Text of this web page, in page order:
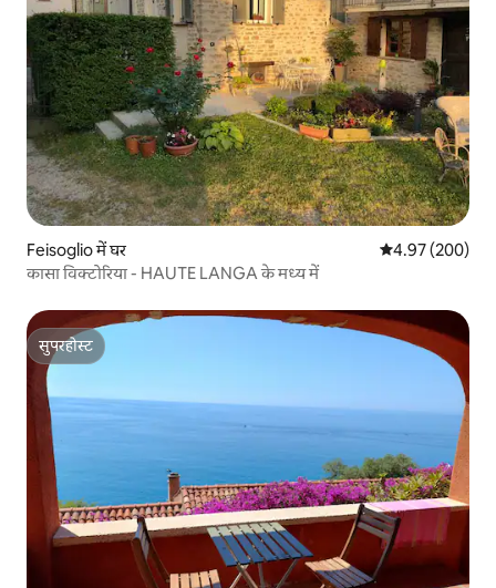
Feisoglio में घर औसत रेटिंग 5 में से
4.97 (200)
कासा विक्टोरिया - HAUTE LANGA के मध्य में
सुपरहोस्ट
सुपरहोस्ट